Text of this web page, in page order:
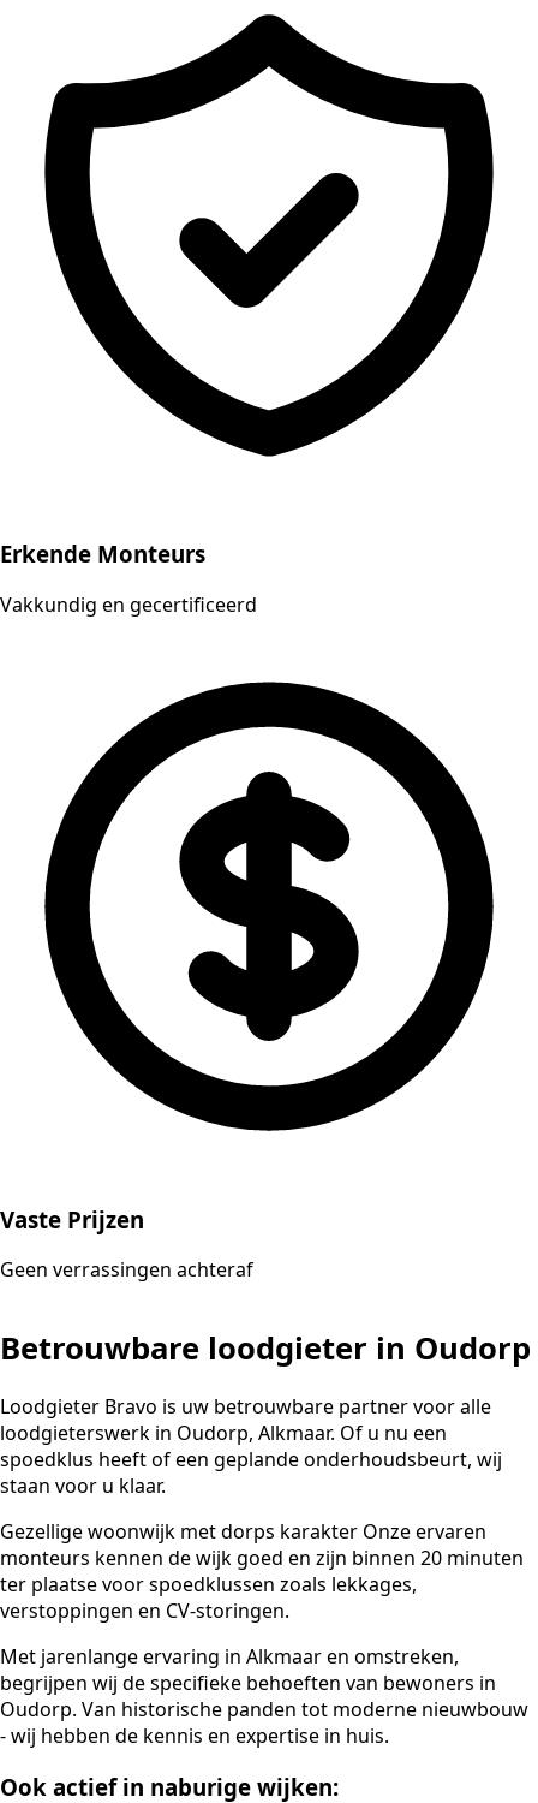
Erkende Monteurs
Vakkundig en gecertificeerd
Vaste Prijzen
Geen verrassingen achteraf
Betrouwbare loodgieter in Oudorp
Loodgieter Bravo is uw betrouwbare partner voor alle
loodgieterswerk in Oudorp, Alkmaar. Of u nu een
spoedklus heeft of een geplande onderhoudsbeurt, wij
staan voor u klaar.
Gezellige woonwijk met dorps karakter Onze ervaren
monteurs kennen de wijk goed en zijn binnen 20 minuten
ter plaatse voor spoedklussen zoals lekkages,
verstoppingen en CV-storingen.
Met jarenlange ervaring in Alkmaar en omstreken,
begrijpen wij de specifieke behoeften van bewoners in
Oudorp. Van historische panden tot moderne nieuwbouw
- wij hebben de kennis en expertise in huis.
Ook actief in naburige wijken: